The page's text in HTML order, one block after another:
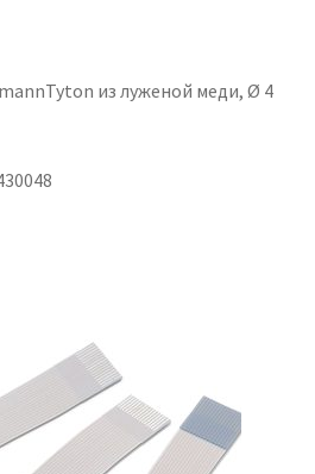
из луженой меди, Ø 4